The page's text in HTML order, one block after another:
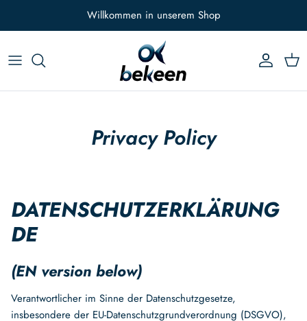
Willkommen in unserem Shop
Konto
Privacy Policy
DATENSCHUTZERKLÄRUNG
DE
(EN version below)
Verantwortlicher im Sinne der Datenschutzgesetze,
insbesondere der EU-Datenschutzgrundverordnung (DSGVO),